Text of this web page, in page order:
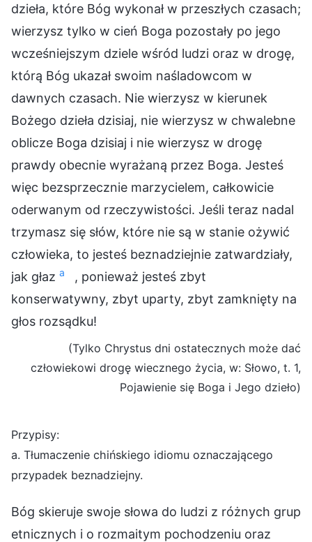
dzieła, które Bóg wykonał w przeszłych czasach;
wierzysz tylko w cień Boga pozostały po jego
wcześniejszym dziele wśród ludzi oraz w drogę,
którą Bóg ukazał swoim naśladowcom w
dawnych czasach. Nie wierzysz w kierunek
Bożego dzieła dzisiaj, nie wierzysz w chwalebne
oblicze Boga dzisiaj i nie wierzysz w drogę
prawdy obecnie wyrażaną przez Boga. Jesteś
więc bezsprzecznie marzycielem, całkowicie
oderwanym od rzeczywistości. Jeśli teraz nadal
trzymasz się słów, które nie są w stanie ożywić
człowieka, to jesteś beznadziejnie zatwardziały,
jak głaz a
, ponieważ jesteś zbyt
konserwatywny, zbyt uparty, zbyt zamknięty na
głos rozsądku!
(Tylko Chrystus dni ostatecznych może dać
człowiekowi drogę wiecznego życia, w: Słowo, t. 1,
Pojawienie się Boga i Jego dzieło)
Przypisy:
a. Tłumaczenie chińskiego idiomu oznaczającego
przypadek beznadziejny.
Bóg skieruje swoje słowa do ludzi z różnych grup
etnicznych i o rozmaitym pochodzeniu oraz